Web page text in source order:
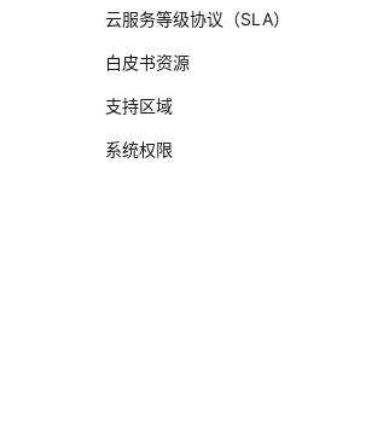
云服务等级协议（SLA）
白皮书资源
支持区域
系统权限